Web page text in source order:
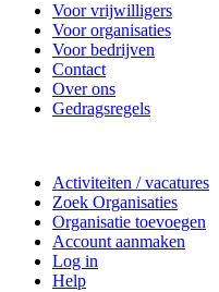
Voor vrijwilligers
Voor organisaties
Voor bedrijven
Contact
Over ons
Gedragsregels
Activiteiten / vacatures
Zoek Organisaties
Organisatie toevoegen
Account aanmaken
Log in
Help